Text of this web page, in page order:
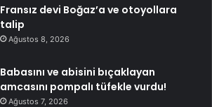
Fransız devi Boğaz’a ve otoyollara
talip
Ağustos 8, 2026
Babasını ve abisini bıçaklayan
amcasını pompalı tüfekle vurdu!
Ağustos 7, 2026